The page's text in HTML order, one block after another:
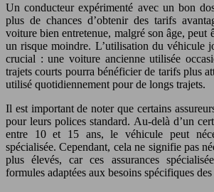
Un conducteur expérimenté avec un bon
plus de chances d’obtenir des tarifs
voiture bien entretenue, malgré son âge, peut
un risque moindre. L’utilisation du véhicule
crucial : une voiture ancienne utilisée
trajets courts pourra bénéficier de tarifs plus
utilisé quotidiennement pour de longs trajets.
Il est important de noter que certains
pour leurs polices standard. Au-delà d’un
entre 10 et 15 ans, le véhicule peut
spécialisée. Cependant, cela ne signifie pas
plus élevés, car ces assurances
formules adaptées aux besoins spécifiques